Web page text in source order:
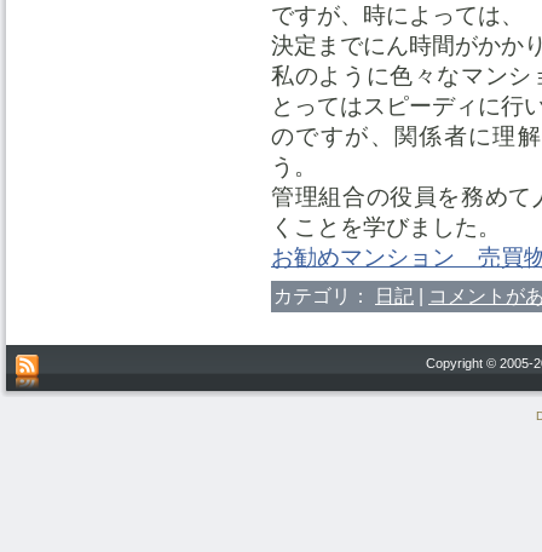
ですが、時によっては、
決定までにん時間がかか
私のように色々なマン
とってはスピーディに行
のですが、関係者に理
う。
管理組合の役員を務め
くことを学びました。
お勧めマンション 売買
カテゴリ： 日記 | コメントが
Copyright © 2005-